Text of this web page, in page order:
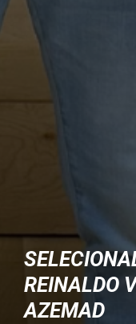
REINALDO
AZEMAD